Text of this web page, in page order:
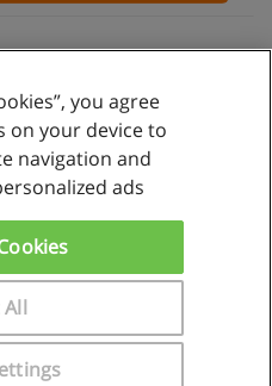
de uso
de datos
you agree
on your device to
navigation and
ads
All